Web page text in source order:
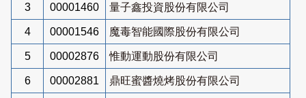
3 00001460 量子鑫投資股份有限公司
4 00001546 魔毒智能國際股份有限公司
5 00002876 惟動運動股份有限公司
6 00002881 鼎旺蜜醬燒烤股份有限公司